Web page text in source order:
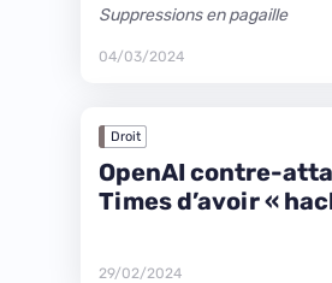
Suppressions en pagaille
04/03/2024
Droit
OpenAI contre-
Times d’avoir «
29/02/2024